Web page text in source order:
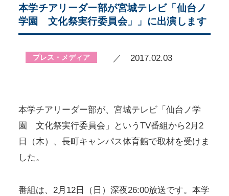
本学チアリーダー部が宮城テレビ「仙台ノ
学園 文化祭実行委員会」」に出演します
プレス・メディア ／ 2017.02.03
本学チアリーダー部が、宮城テレビ「仙台ノ学
園 文化祭実行委員会」というTV番組から2月2
日（木）、長町キャンパス体育館で取材を受けま
した。
番組は、2月12日（日）深夜26:00放送です。本学